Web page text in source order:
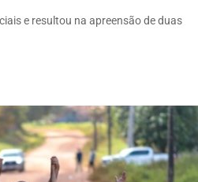
e resultou na apreensão de duas